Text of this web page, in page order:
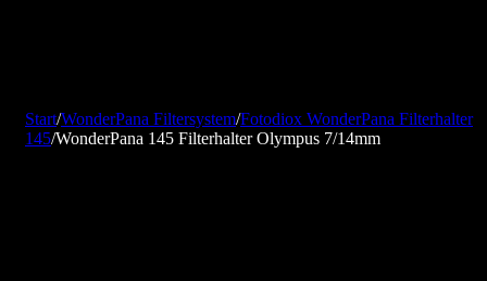
Start/WonderPana Filtersystem/Fotodiox WonderPana Filterhalter
145/WonderPana 145 Filterhalter Olympus 7/14mm